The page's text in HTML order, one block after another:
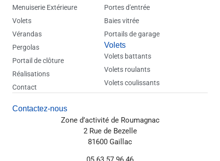
Menuiserie Extérieure
Volets
Vérandas
Pergolas
Portail de clôture
Réalisations
Contact
Portes d'entrée
Baies vitrée
Portails de garage
Volets
Volets battants
Volets roulants
Volets coulissants
Contactez-nous
Zone d’activité de Roumagnac
2 Rue de Bezelle
81600 Gaillac